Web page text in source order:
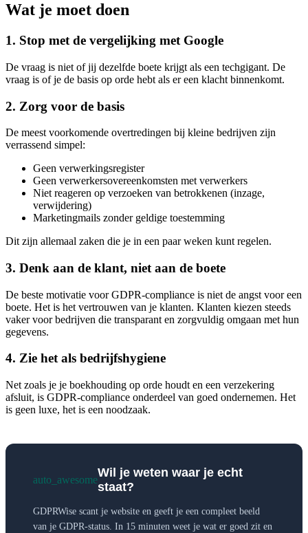
Wat je moet doen
1. Stop met de vergelijking met Google
De vraag is niet of jij dezelfde boete krijgt als een techgigant. De
vraag is of je de basis op orde hebt als er een klacht binnenkomt.
2. Zorg voor de basis
De meest voorkomende overtredingen bij kleine bedrijven zijn
verrassend simpel:
Geen verwerkingsregister
Geen verwerkersovereenkomsten met verwerkers
Niet reageren op verzoeken van betrokkenen (inzage,
verwijdering)
Marketingmails zonder geldige toestemming
Dit zijn allemaal zaken die je in een paar weken kunt regelen.
3. Denk aan de klant, niet aan de boete
De beste motivatie voor GDPR-compliance is niet de angst voor een
boete. Het is het vertrouwen van je klanten. Klanten kiezen steeds
vaker voor bedrijven die transparant en zorgvuldig omgaan met hun
gegevens.
4. Zie het als bedrijfshygiene
Net zoals je je boekhouding op orde houdt en een verzekering
afsluit, is GDPR-compliance onderdeel van goed ondernemen. Het
is geen luxe, het is een noodzaak.
auto_awesome
Wil je weten waar je echt
staat?
GDPRWise scant je website en geeft je een compleet beeld
van je GDPR-status. In 15 minuten weet je wat er goed zit en